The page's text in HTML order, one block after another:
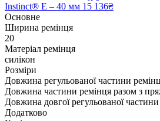
Instinct® E – 40 мм 15 136₴
Основне
Ширина ремінця
20
Матеріал ремінця
силікон
Розміри
Довжина регульованої частини
Довжина частини ремінця разом з
Довжина довгої регульованої
Додатково